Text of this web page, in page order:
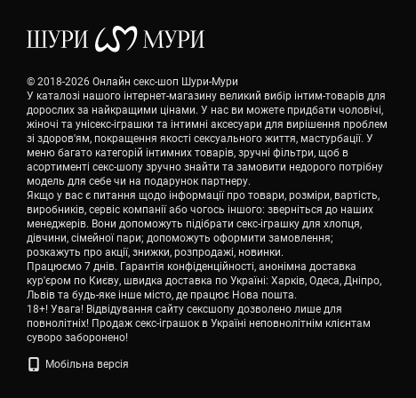
© 2018-2026 Онлайн секс-шоп Шури-Мури
У каталозі нашого інтернет-магазину великий вибір інтим-товарів для
дорослих за найкращими цінами. У нас ви можете придбати чоловічі,
жіночі та унісекс-іграшки та інтимні аксесуари для вирішення проблем
зі здоров'ям, покращення якості сексуального життя, мастурбації. У
меню багато категорій інтимних товарів, зручні фільтри, щоб в
асортименті секс-шопу зручно знайти та замовити недорого потрібну
модель для себе чи на подарунок партнеру.
Якщо у вас є питання щодо інформації про товари, розміри, вартість,
виробників, сервіс компанії або чогось іншого: зверніться до наших
менеджерів. Вони допоможуть підібрати секс-іграшку для хлопця,
дівчини, сімейної пари; допоможуть оформити замовлення;
розкажуть про акції, знижки, розпродажі, новинки.
Працюємо 7 днів. Гарантія конфіденційності, анонімна доставка
кур'єром по Києву, швидка доставка по Україні: Харків, Одеса, Дніпро,
Львів та будь-яке інше місто, де працює Нова пошта.
18+! Увага! Відвідування сайту сексшопу дозволено лише для
повнолітніх! Продаж секс-іграшок в Україні неповнолітнім клієнтам
суворо заборонено!
Мобільна версія